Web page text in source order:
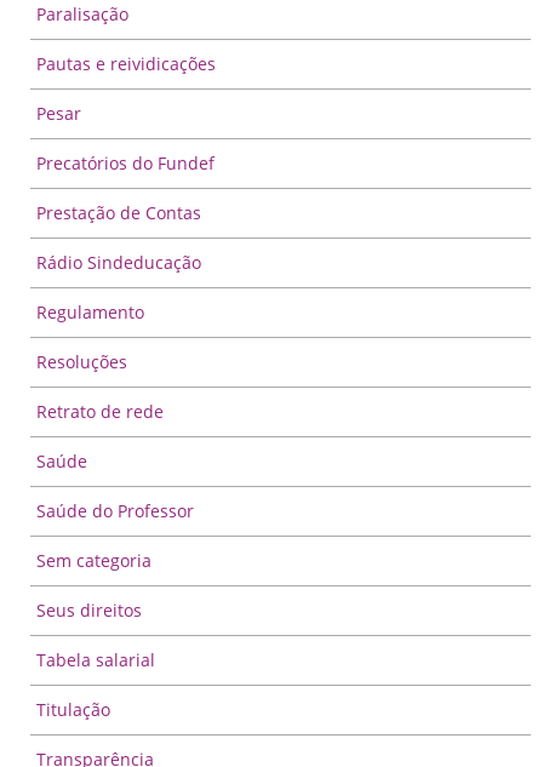
Paralisação
Pautas e reividicações
Pesar
Precatórios do Fundef
Prestação de Contas
Rádio Sindeducação
Regulamento
Resoluções
Retrato de rede
Saúde
Saúde do Professor
Sem categoria
Seus direitos
Tabela salarial
Titulação
Transparência